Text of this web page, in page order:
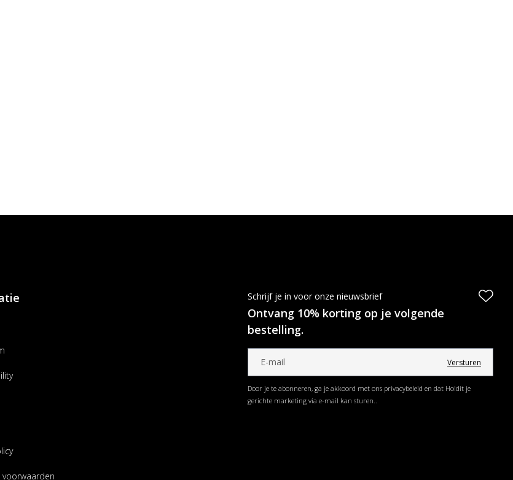
voorwaarden
Schrijf je in voor onze nieuwsbrief
Ontvang 10% korting op je volgende
bestelling.
Versturen
Door je te abonneren, ga je akkoord met ons privacybeleid en dat Holdit je
gerichte marketing via e-mail kan sturen..